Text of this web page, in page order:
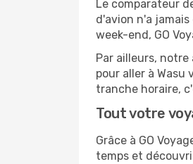
Le comparateur
d'avion n'a
week-end, GO
Par ailleurs,
pour aller à
tranche horaire,
Tout votre
Grâce à GO
temps et